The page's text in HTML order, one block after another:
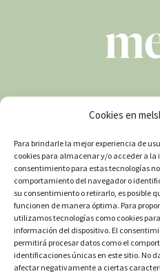
Cookies en
Para brindarle la mejor experiencia de
cookies para almacenar y/o acceder a
consentimiento para estas tecnologías
comportamiento del navegador o
su consentimiento o retirarlo, es posible
funcionen de manera óptima. Para
utilizamos tecnologías como cookies
información del dispositivo. El
permitirá procesar datos como el
identificaciones únicas en este sitio. No
afectar negativamente a ciertas
solo para fines informativos y no
médica. Los productos vendidos
prevengan enfermedades, o que
profesional médico si no está seguro,
18 años o está embarazada/
acepta ninguna responsabilidad
© 2026